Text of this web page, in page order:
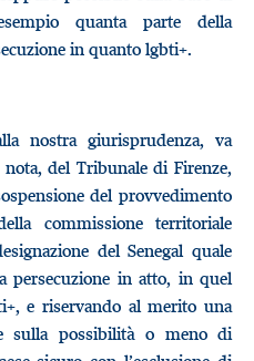
quanta parte della
in quanto lgbti+.
nostra giurisprudenza, va
del Tribunale di Firenze,
del provvedimento
commissione territoriale
del Senegal quale
persecuzione in atto, in quel
e riservando al merito una
sulla possibilità o meno di